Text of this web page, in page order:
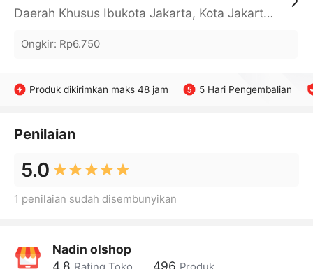
Daerah Khusus Ibukota Jakarta, Kota Jakarta Barat, Cengkareng, yy
Ongkir: Rp6.750
Produk dikirimkan maks 48 jam 5 Hari Pengembalian
Penilaian
5.0
1 penilaian sudah disembunyikan
Nadin olshop
4.8
496